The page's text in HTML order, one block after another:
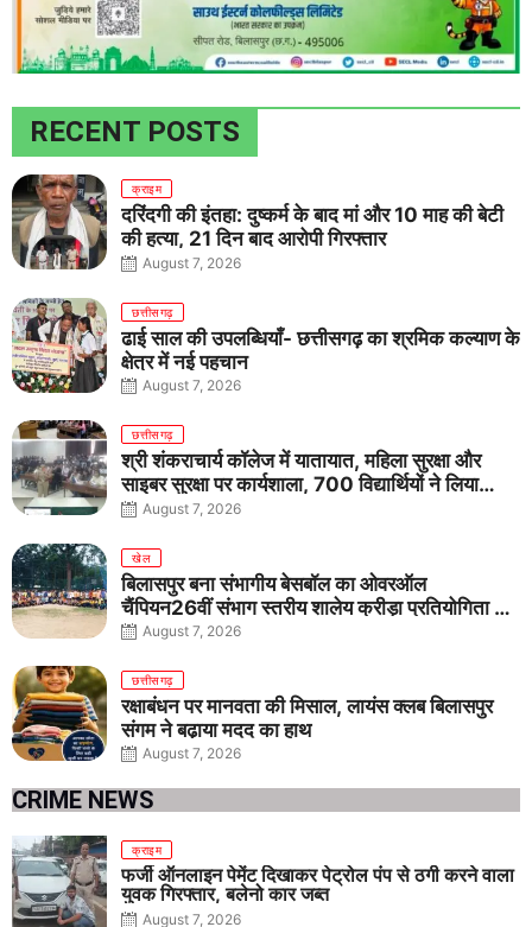
RECENT POSTS
क्राइम
दरिंदगी की इंतहा: दुष्कर्म के बाद मां और 10 माह की बेटी
की हत्या, 21 दिन बाद आरोपी गिरफ्तार
August 7, 2026
छत्तीसगढ़
ढाई साल की उपलब्धियाँ- छत्तीसगढ़ का श्रमिक कल्याण के
क्षेत्र में नई पहचान
August 7, 2026
छत्तीसगढ़
श्री शंकराचार्य कॉलेज में यातायात, महिला सुरक्षा और
साइबर सुरक्षा पर कार्यशाला, 700 विद्यार्थियों ने लिया
जागरूकता का संकल्प
August 7, 2026
खेल
बिलासपुर बना संभागीय बेसबॉल का ओवरऑल
चैंपियन26वीं संभाग स्तरीय शालेय क्रीड़ा प्रतियोगिता में
तीनों आयु वर्गों में शानदार प्रदर्शन
August 7, 2026
छत्तीसगढ़
रक्षाबंधन पर मानवता की मिसाल, लायंस क्लब बिलासपुर
संगम ने बढ़ाया मदद का हाथ
August 7, 2026
CRIME NEWS
क्राइम
फर्जी ऑनलाइन पेमेंट दिखाकर पेट्रोल पंप से ठगी करने वाला
युवक गिरफ्तार, बलेनो कार जब्त
August 7, 2026